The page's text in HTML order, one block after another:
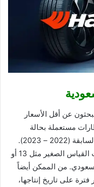
عن أقل الأسعار
مستعملة بحالة
ممتازة، أو جديدة تعود لطرازات الأعوام السابقة (2022 – 2023).
غالباً ما يكون السعر الأدنى للإطارات ذات القياس الصغير مثل 13 أو
تبدأ التكلفة من 180 ريال سعودي. من الممكن أيضاً
على تاريخ إنتاجها،